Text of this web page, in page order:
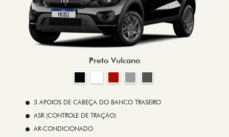
Preto Vulcano
3 APOIOS DE CABEÇA DO BANCO TRASEIRO
ASR (CONTROLE DE TRAÇÃO)
AR-CONDICIONADO